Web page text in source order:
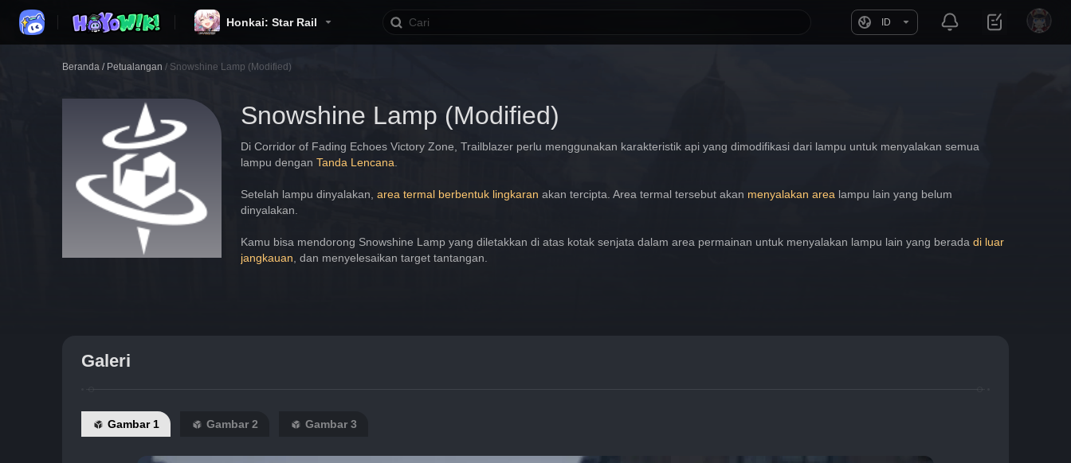
Honkai: Star Rail ID
Beranda / Petualangan / Snowshine Lamp (Modified)
Snowshine Lamp (Modified)
Di Corridor of Fading Echoes Victory Zone, Trailblazer perlu menggunakan karakteristik api yang dimodifikasi dari lampu untuk menyalakan semua
lampu dengan Tanda Lencana
Setelah lampu dinyalakan, area termal berbentuk lingkaran akan tercipta. Area termal tersebut akan menyalakan area lampu lain yang belum
dinyalakan.
Kamu bisa mendorong Snowshine Lamp yang diletakkan di atas kotak senjata dalam area permainan untuk menyalakan lampu lain yang berada di luar
jangkauan , dan menyelesaikan target tantangan.
Galeri
Gambar 1 Gambar 2 Gambar 3